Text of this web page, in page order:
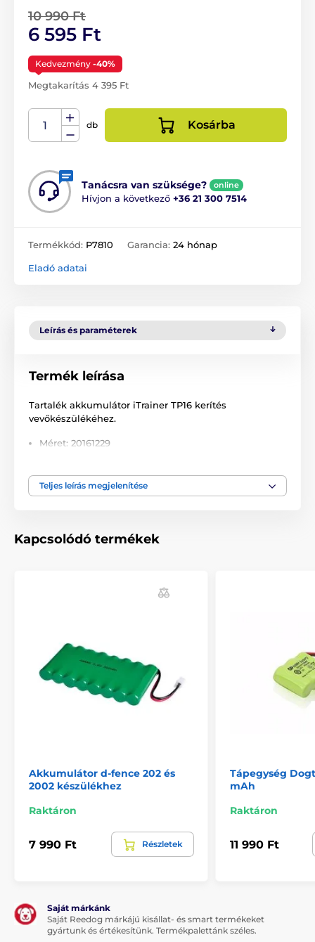
10 990 Ft
6 595 Ft
Kedvezmény -40%
Megtakarítás 4 395 Ft
db Kosárba
Tanácsra van szüksége? online
Hívjon a következő +36 21 300 7514
Termékkód: P7810 Garancia: 24 hónap
Eladó adatai
Leírás és paraméterek
Termék leírása
Tartalék akkumulátor iTrainer TP16 kerítés
vevőkészülékéhez.
Méret: 20161229
Kapacitás: 550 mAh
Teljes leírás megjelenítése
Kapcsolódó termékek
Akkumulátor d-fence 202 és
2002 készülékhez
Raktáron
7 990 Ft Részletek
Tápegység
mAh
Raktáron
11 990 Ft
Saját márkánk
Saját Reedog márkájú kisállat- és smart termékeket
gyártunk és értékesítünk. Termékpalettánk széles.